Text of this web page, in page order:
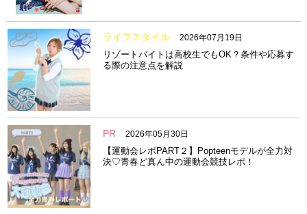
ライフスタイル 2026年07月19日
リゾートバイトは高校生でもOK？条件や応募す
る際の注意点を解説
PR 2026年05月30日
【運動会レポPART２】Popteenモデルが全力対
決♡青春ど真ん中の運動会競技レポ！